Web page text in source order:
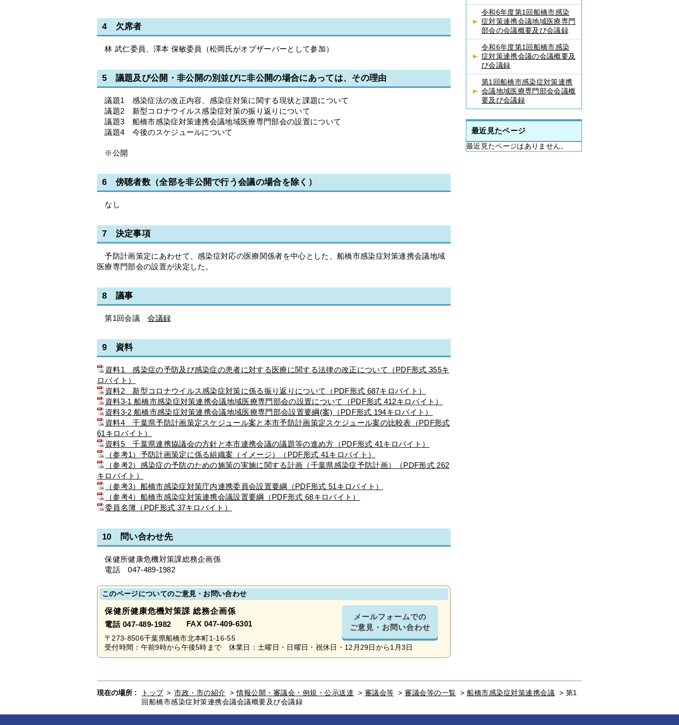
4 欠席者
林 武仁委員、澤本 保敏委員（松岡氏がオブザーバーとして参加）
5 議題及び公開・非公開の別並びに非公開の場合にあっては、その理由
議題1 感染症法の改正内容、感染症対策に関する現状と課題について
議題2 新型コロナウイルス感染症対策の振り返りについて
議題3 船橋市感染症対策連携会議地域医療専門部会の設置について
議題4 今後のスケジュールについて
※公開
6 傍聴者数（全部を非公開で行う会議の場合を除く）
なし
7 決定事項
予防計画策定にあわせて、感染症対応の医療関係者を中心とした、船橋市感染症対策連携会議地域
医療専門部会の設置が決定した。
8 議事
第1回会議会議録
9 資料
資料1 感染症の予防及び感染症の患者に対する医療に関する法律の改正について（PDF形式 355キ
ロバイト）
資料2 新型コロナウイルス感染症対策に係る振り返りについて（PDF形式 687キロバイト）
資料3-1 船橋市感染症対策連携会議地域医療専門部会の設置について（PDF形式 412キロバイト）
資料3-2 船橋市感染症対策連携会議地域医療専門部会設置要綱(案)（PDF形式 194キロバイト）
資料4 千葉県予防計画策定スケジュール案と本市予防計画策定スケジュール案の比較表（PDF形式
61キロバイト）
資料5 千葉県連携協議会の方針と本市連携会議の議題等の進め方（PDF形式 41キロバイト）
（参考1）予防計画策定に係る組織案（イメージ）（PDF形式 41キロバイト）
（参考2）感染症の予防のための施策の実施に関する計画（千葉県感染症予防計画）（PDF形式 262
キロバイト）
（参考3）船橋市感染症対策庁内連携委員会設置要綱（PDF形式 51キロバイト）
（参考4）船橋市感染症対策連携会議設置要綱（PDF形式 68キロバイト）
委員名簿（PDF形式 37キロバイト）
10 問い合わせ先
保健所健康危機対策課総務企画係
電話 047-489-1982
このページについてのご意見・お問い合わせ
保健所健康危機対策課 総務企画係
電話 047-489-1982 FAX 047-409-6301
メールフォームでの
ご意見・お問い合わせ
〒273-8506千葉県船橋市北本町1-16-55
受付時間：午前9時から午後5時まで 休業日：土曜日・日曜日・祝休日・12月29日から1月3日
令和6年度第1回船橋市感染
症対策連携会議地域医療専門
部会の会議概要及び会議録
令和6年度第1回船橋市感染
症対策連携会議の会議概要及
び会議録
第1回船橋市感染症対策連携
会議地域医療専門部会会議概
要及び会議録
最近見たページ
最近見たページはありません。
現在の場所 : トップ > 市政・市の紹介 >情報公開・審議会・例規・公示送達 > 審議会等 > 審議会等の一覧 > 船橋市感染症対策連携会議 > 第1
回船橋市感染症対策連携会議会議概要及び会議録